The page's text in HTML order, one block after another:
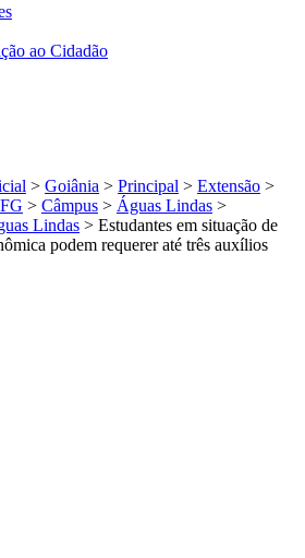
ao Cidadão
> Goiânia > Principal > Extensão >
> Câmpus > Águas Lindas >
Lindas > Estudantes em situação de
podem requerer até três auxílios